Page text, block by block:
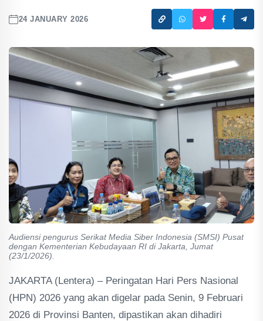
24 JANUARY 2026
Audiensi pengurus Serikat Media Siber Indonesia (SMSI) Pusat
dengan Kementerian Kebudayaan RI di Jakarta, Jumat
(23/1/2026).
JAKARTA (Lentera) – Peringatan Hari Pers Nasional
(HPN) 2026 yang akan digelar pada Senin, 9 Februari
2026 di Provinsi Banten, dipastikan akan dihadiri